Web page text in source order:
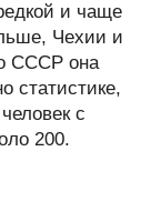
и чаще
Чехии и
СССР она
статистике,
с
200.